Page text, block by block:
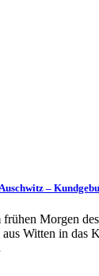
–
Morgen
Witten in das